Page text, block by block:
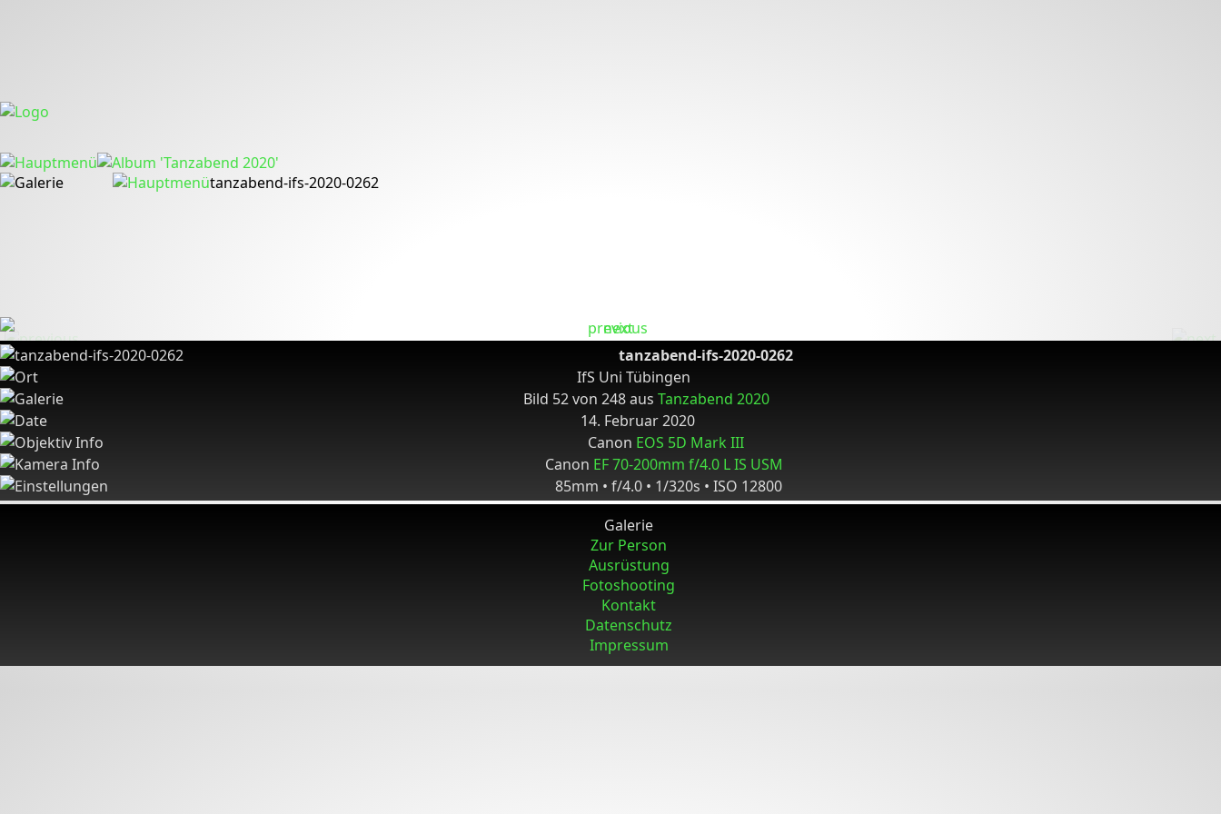
tanzabend-ifs-2020-0262
tanzabend-ifs-2020-0262
IfS Uni Tübingen
Bild 52 von 248 aus Tanzabend 2020
14. Februar 2020
Canon EOS 5D Mark III
Canon EF 70-200mm f/4.0 L IS USM
85mm • f/4.0 • 1/320s • ISO 12800
Galerie
Zur Person
Ausrüstung
Fotoshooting
Kontakt
Datenschutz
Impressum